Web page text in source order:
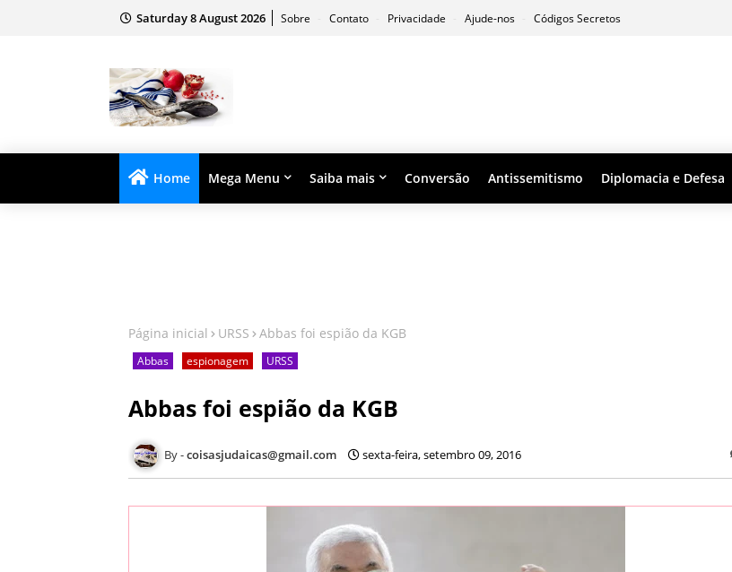
Saturday 8 August 2026 Sobre Contato Privacidade Ajude-nos Códigos Secretos
Home Mega Menu Saiba mais Conversão Antissemitismo Diplomacia e Defesa
Página inicial URSS Abbas foi espião da KGB
Abbas espionagem URSS
Abbas foi espião da KGB
coisasjudaicas@gmail.com sexta-feira, setembro 09, 2016